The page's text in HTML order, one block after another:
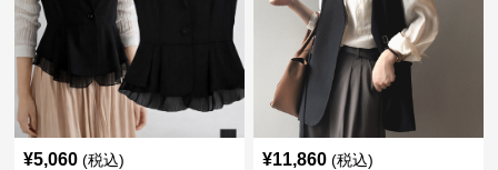
¥5,060 (税込) ¥11,860 (税込)